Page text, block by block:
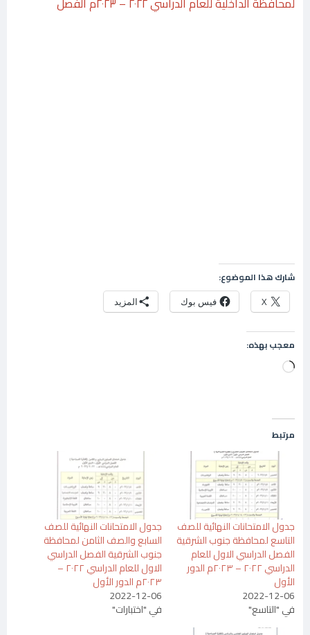
شارك هذا الموضوع:
X فيس بوك المزيد
معجب بهذه:
جاري
مرتبط
جدول الامتحانات النهائية للصف
التاسع لمحافظة جنوب الشرقية
الفصل الدراسي الاول للعام
الدراسي ٢٠٢٢ – ٢٠٢٣م الدور
الأول
2022-12-06
في "التاسع"
جدول الامتحانات النهائية للصف
السابع والصف الثامن لمحافظة
جنوب الشرقية الفصل الدراسي
الاول للعام الدراسي ٢٠٢٢ –
٢٠٢٣م الدور الأول
2022-12-06
في "اختبارات"